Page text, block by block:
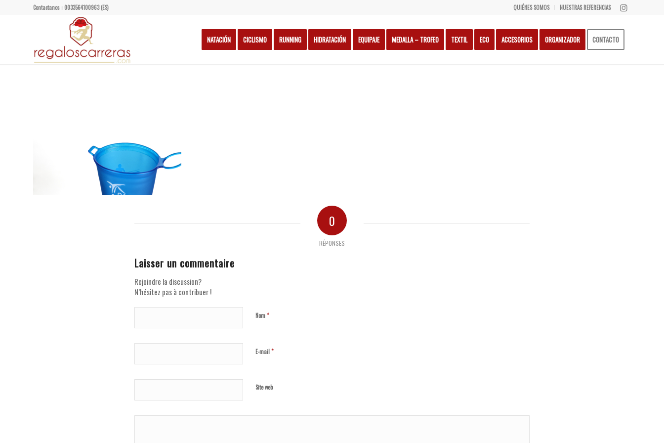
QUIÉNES SOMOS NUESTRAS REFERENCIAS
Contactanos : 0033564100963 (ES)
NATACIÓN CICLISMO RUNNING HIDRATACIÓN EQUIPAJE MEDALLA – TROFEO TEXTIL ECO ACCESORIOS ORGANIZADOR CONTACTO
0
RÉPONSES
Laisser un commentaire
Rejoindre la discussion?
N’hésitez pas à contribuer !
Nom*
E-mail*
Site web